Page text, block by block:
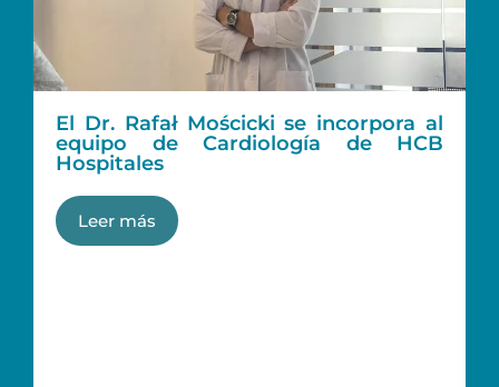
El Dr. Rafał Mościcki se incorpora al
equipo de Cardiología de HCB
Hospitales
Leer más